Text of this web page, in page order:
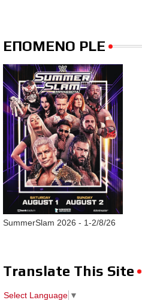
ΕΠΟΜΕΝΟ PLE
SummerSlam 2026 - 1-2/8/26
Translate This Site
Select Language ▼